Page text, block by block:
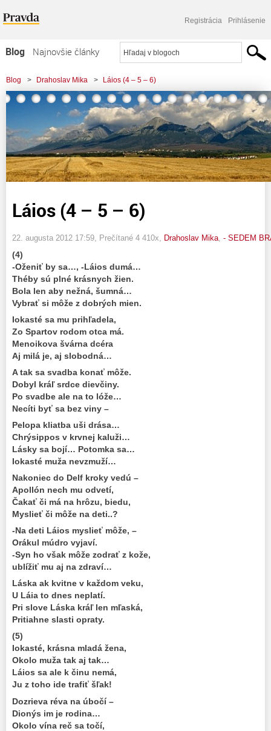
Registrácia Prihlásenie
Blog
Najnovšie články
Najčítanejšie články
Najkomentovanejšie články
Zoznam blogov
Komerčné blogy
Blog > Drahoslav Mika > Láios (4 – 5 – 6)
Láios (4 – 5 – 6)
22. augusta 2012 17:59 , Prečítané 4 410x, Drahoslav Mika - SEDEM
(4)
-Oženiť by sa…, -Láios dumá…
Théby sú plné krásnych žien.
Bola len aby nežná, šumná…
Vybrať si môže z dobrých mien.
Iokasté sa mu prihľadela,
Zo Spartov rodom otca má.
Menoikova švárna dcéra
Aj milá je, aj slobodná…
A tak sa svadba konať môže.
Dobyl kráľ srdce dievčiny.
Po svadbe ale na to lóže…
Necíti byť sa bez viny –
Pelopa kliatba uši drása…
Chrýsippos v krvnej kaluži…
Lásky sa bojí… Potomka sa…
Iokasté muža nevzmuží…
Nakoniec do Delf kroky vedú –
Apollón nech mu odvetí,
Čakať či má na hrôzu, biedu,
Myslieť či môže na deti..?
-Na deti Láios myslieť môže, –
Orákul múdro vyjaví.
-Syn ho však môže zodrať z kože,
ublížiť mu aj na zdraví…
Láska ak kvitne v každom veku,
U Láia to dnes neplatí.
Pri slove Láska kráľ len mľaská,
Pritiahne slasti opraty.
(5)
Iokasté, krásna mladá žena,
Okolo muža tak aj tak…
Láios sa ale k činu nemá,
Ju z toho ide trafiť šľak!
Dozrieva réva na úbočí –
Dionýs im je rodina…
Okolo vína reč sa točí,